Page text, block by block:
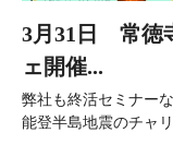
3月31日 常徳
ェ開催...
弊社も終活セミナー
能登半島地震のチャ